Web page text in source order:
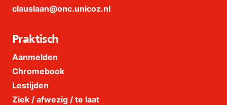
clauslaan@onc.unicoz.nl
Praktisch
Aanmelden
Chromebook
Lestijden
Ziek / afwezig / te laat